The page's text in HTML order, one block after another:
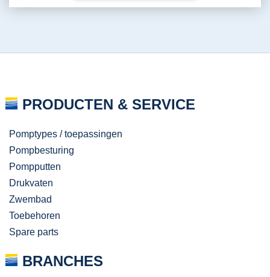
PRODUCTEN & SERVICE
Pomptypes / toepassingen
Pompbesturing
Pompputten
Drukvaten
Zwembad
Toebehoren
Spare parts
BRANCHES